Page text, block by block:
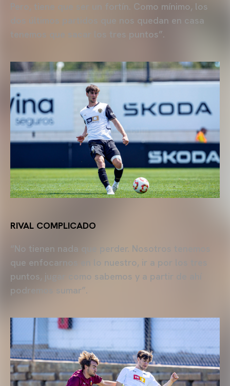
Pero, tiene que ser un fortín. Como mínimo, los
dos últimos partidos que nos quedan en casa
tenemos que sacar los tres puntos”.
RIVAL COMPLICADO
“No tienen nada que perder. Nosotros tenemos
que enfocarnos en lo nuestro, ir a por los tres
puntos, jugar como sabemos y a partir de ahí
podremos sumar”.